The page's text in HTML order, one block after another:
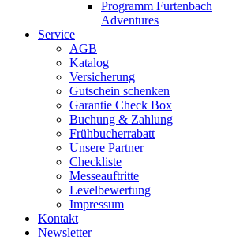
Programm Furtenbach
Adventures
Service
AGB
Katalog
Versicherung
Gutschein schenken
Garantie Check Box
Buchung & Zahlung
Frühbucherrabatt
Unsere Partner
Checkliste
Messeauftritte
Levelbewertung
Impressum
Kontakt
Newsletter